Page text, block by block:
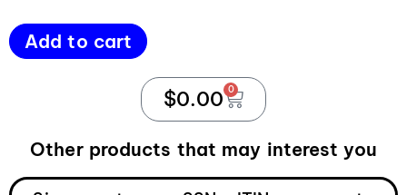
Add to cart
$0.00 0
Other products that may interest you